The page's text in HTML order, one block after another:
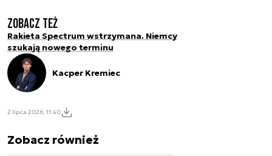
Zobacz też
Rakieta Spectrum wstrzymana. Niemcy
szukają nowego terminu
Kacper Kremiec
2 lipca 2026, 11:40
Zobacz również